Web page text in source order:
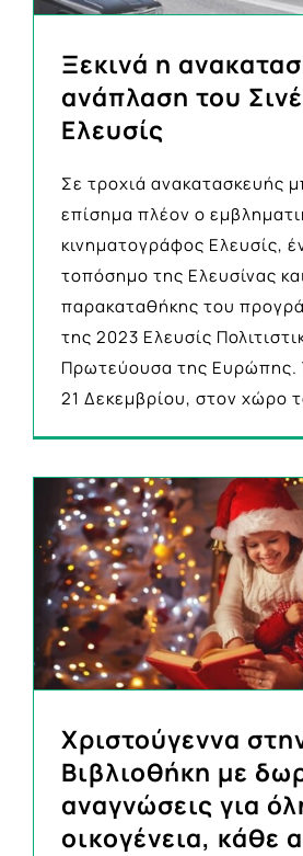
Ξεκινά η
ανάπλαση του
Ελευσίς
Σε τροχιά ανακατασκευής
επίσημα πλέον ο
κινηματογράφος Ελευσίς,
τοπόσημο της Ελευσίνας
παρακαταθήκης του
της 2023 Ελευσίς
Πρωτεύουσα της Ευρώπης.
21 Δεκεμβρίου, στον χώρο
Χριστούγεννα
Βιβλιοθήκη με
αναγνώσεις για
οικογένεια, κάθε